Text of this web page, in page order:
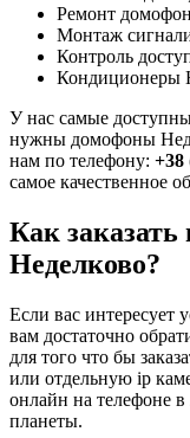
Ремонт
Монтаж
Контроль
Кондиционеры
У нас самые
нужны домофоны
нам по телефону: +38
самое качественное
Как заказать
Неделково?
Если вас интересует
вам достаточно
для того что бы
или отдельную ip
онлайн на телефоне
планеты.